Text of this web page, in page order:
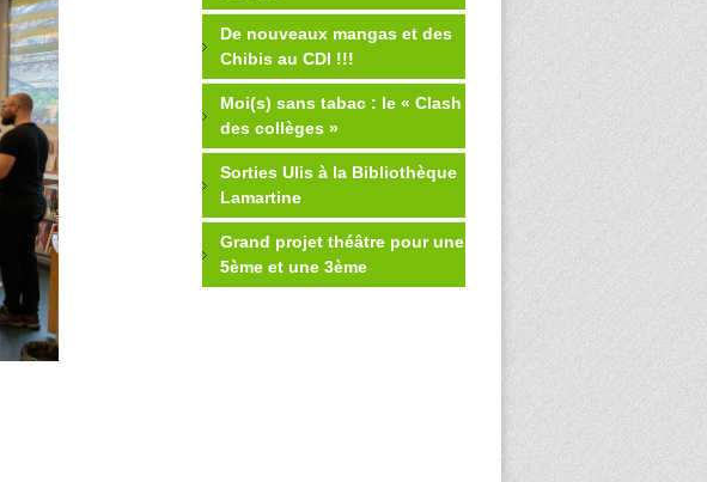
De nouveaux mangas et des
Chibis au CDI !!!
Moi(s) sans tabac : le « Clash
des collèges »
Sorties Ulis à la Bibliothèque
Lamartine
Grand projet théâtre pour une
5ème et une 3ème